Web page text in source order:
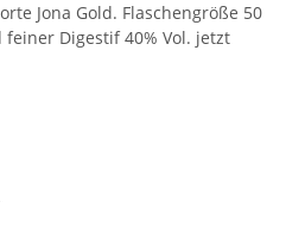
Jona Gold. Flaschengröße 50
Digestif 40% Vol. jetzt